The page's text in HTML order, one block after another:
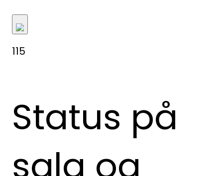
115
Status på
salg og